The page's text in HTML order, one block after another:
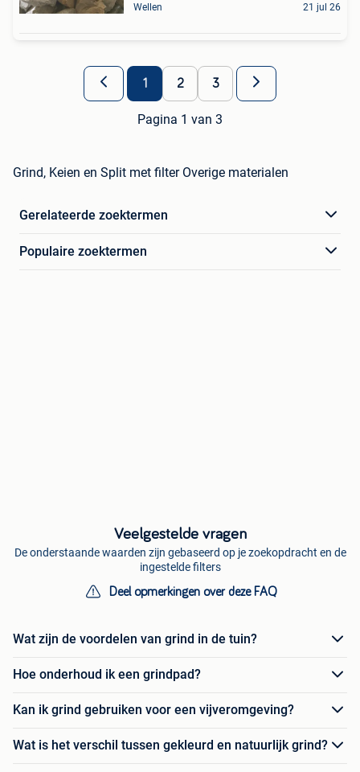
Wellen 21 jul 26
1 2 3
Pagina 1 van 3
Grind, Keien en Split met filter Overige materialen
Gerelateerde zoektermen
Populaire zoektermen
Veelgestelde vragen
De onderstaande waarden zijn gebaseerd op je zoekopdracht en de
ingestelde filters
Deel opmerkingen over deze FAQ
Wat zijn de voordelen van grind in de tuin?
Hoe onderhoud ik een grindpad?
Kan ik grind gebruiken voor een vijveromgeving?
Wat is het verschil tussen gekleurd en natuurlijk grind?